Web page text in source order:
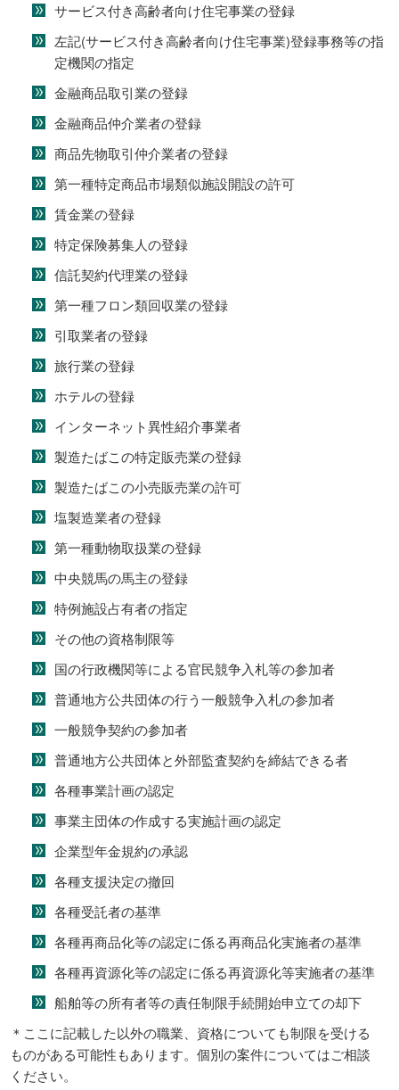
サービス付き高齢者向け住宅事業の登録
左記(サービス付き高齢者向け住宅事業)登録事務等の指
定機関の指定
金融商品取引業の登録
金融商品仲介業者の登録
商品先物取引仲介業者の登録
第一種特定商品市場類似施設開設の許可
賃金業の登録
特定保険募集人の登録
信託契約代理業の登録
第一種フロン類回収業の登録
引取業者の登録
旅行業の登録
ホテルの登録
インターネット異性紹介事業者
製造たばこの特定販売業の登録
製造たばこの小売販売業の許可
塩製造業者の登録
第一種動物取扱業の登録
中央競馬の馬主の登録
特例施設占有者の指定
その他の資格制限等
国の行政機関等による官民競争入札等の参加者
普通地方公共団体の行う一般競争入札の参加者
一般競争契約の参加者
普通地方公共団体と外部監査契約を締結できる者
各種事業計画の認定
事業主団体の作成する実施計画の認定
企業型年金規約の承認
各種支援決定の撤回
各種受託者の基準
各種再商品化等の認定に係る再商品化実施者の基準
各種再資源化等の認定に係る再資源化等実施者の基準
船舶等の所有者等の責任制限手続開始申立ての却下
＊ここに記載した以外の職業、資格についても制限を受ける
ものがある可能性もあります。個別の案件についてはご相談
ください。